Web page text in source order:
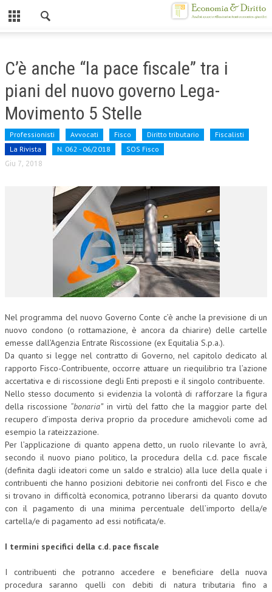
CHI SIAMO
CENTRO STUDI
ORGANIZZAZIONE
OBIETTIVI
DIREZIONE SCIENTIFICA
ALTA FORMAZIONE
CORSI CE.S.E.D.
DIVENTA SOCIO
BROCHURE CE.S.E.D.
LA RIVISTA
LA RIVISTA
COMITATO SCIENTIFICO
COMITATO EDITORIALE
REDAZIONE
PEER REVIEW
CODICE ETICO
AUTORI
ECONOMIA
C’è anche “la pace fiscale” tra i
piani del nuovo governo Lega-
Movimento 5 Stelle
Professionisti Avvocati Fisco Diritto tributario
Fiscalisti
La Rivista
N. 062 - 06/2018 SOS Fisco
Giu 7, 2018
Nel programma del nuovo Governo Conte c’è anche la previsione di un
nuovo condono (o rottamazione, è ancora da chiarire) delle cartelle
emesse dall’Agenzia Entrate Riscossione (ex Equitalia S.p.a.).
Da quanto si legge nel contratto di Governo, nel capitolo dedicato al
rapporto Fisco-Contribuente, occorre attuare un riequilibrio tra l’azione
accertativa e di riscossione degli Enti preposti e il singolo contribuente.
Nello stesso documento si evidenzia la volontà di rafforzare la figura
della riscossione “bonaria”in virtù del fatto che la maggior parte del
recupero d’imposta deriva proprio da procedure amichevoli come ad
esempio la rateizzazione.
Per l’applicazione di quanto appena detto, un ruolo rilevante lo avrà,
secondo il nuovo piano politico, la procedura della c.d. pace fiscale
(definita dagli ideatori come un saldo e stralcio) alla luce della quale i
contribuenti che hanno posizioni debitorie nei confronti del Fisco e che
si trovano in difficoltà economica, potranno liberarsi da quanto dovuto
con il pagamento di una minima percentuale dell’importo della/e
cartella/e di pagamento ad essi notificata/e.
I termini specifici della c.d. pace fiscale
I contribuenti che potranno accedere e beneficiare della nuova
procedura saranno quelli con debiti di natura tributaria fino a